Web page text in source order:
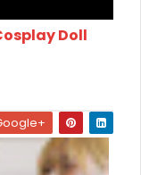
Doll